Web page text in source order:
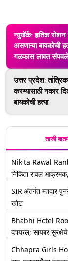
न्युयॉर्क: हृतिक
असणाऱ्या बायकोची
गळफास लावत
उत्तर प्रदेश:
करण्यासाठी नकार
बायकोची हत्या
ताजी
Nikita Rawal
निकिता रावल आक्रमक,
SIR अंतर्गत मतदार
खोटा
Bhabhi Hotel
व्हायरल; सायबर
Chhapra Girls